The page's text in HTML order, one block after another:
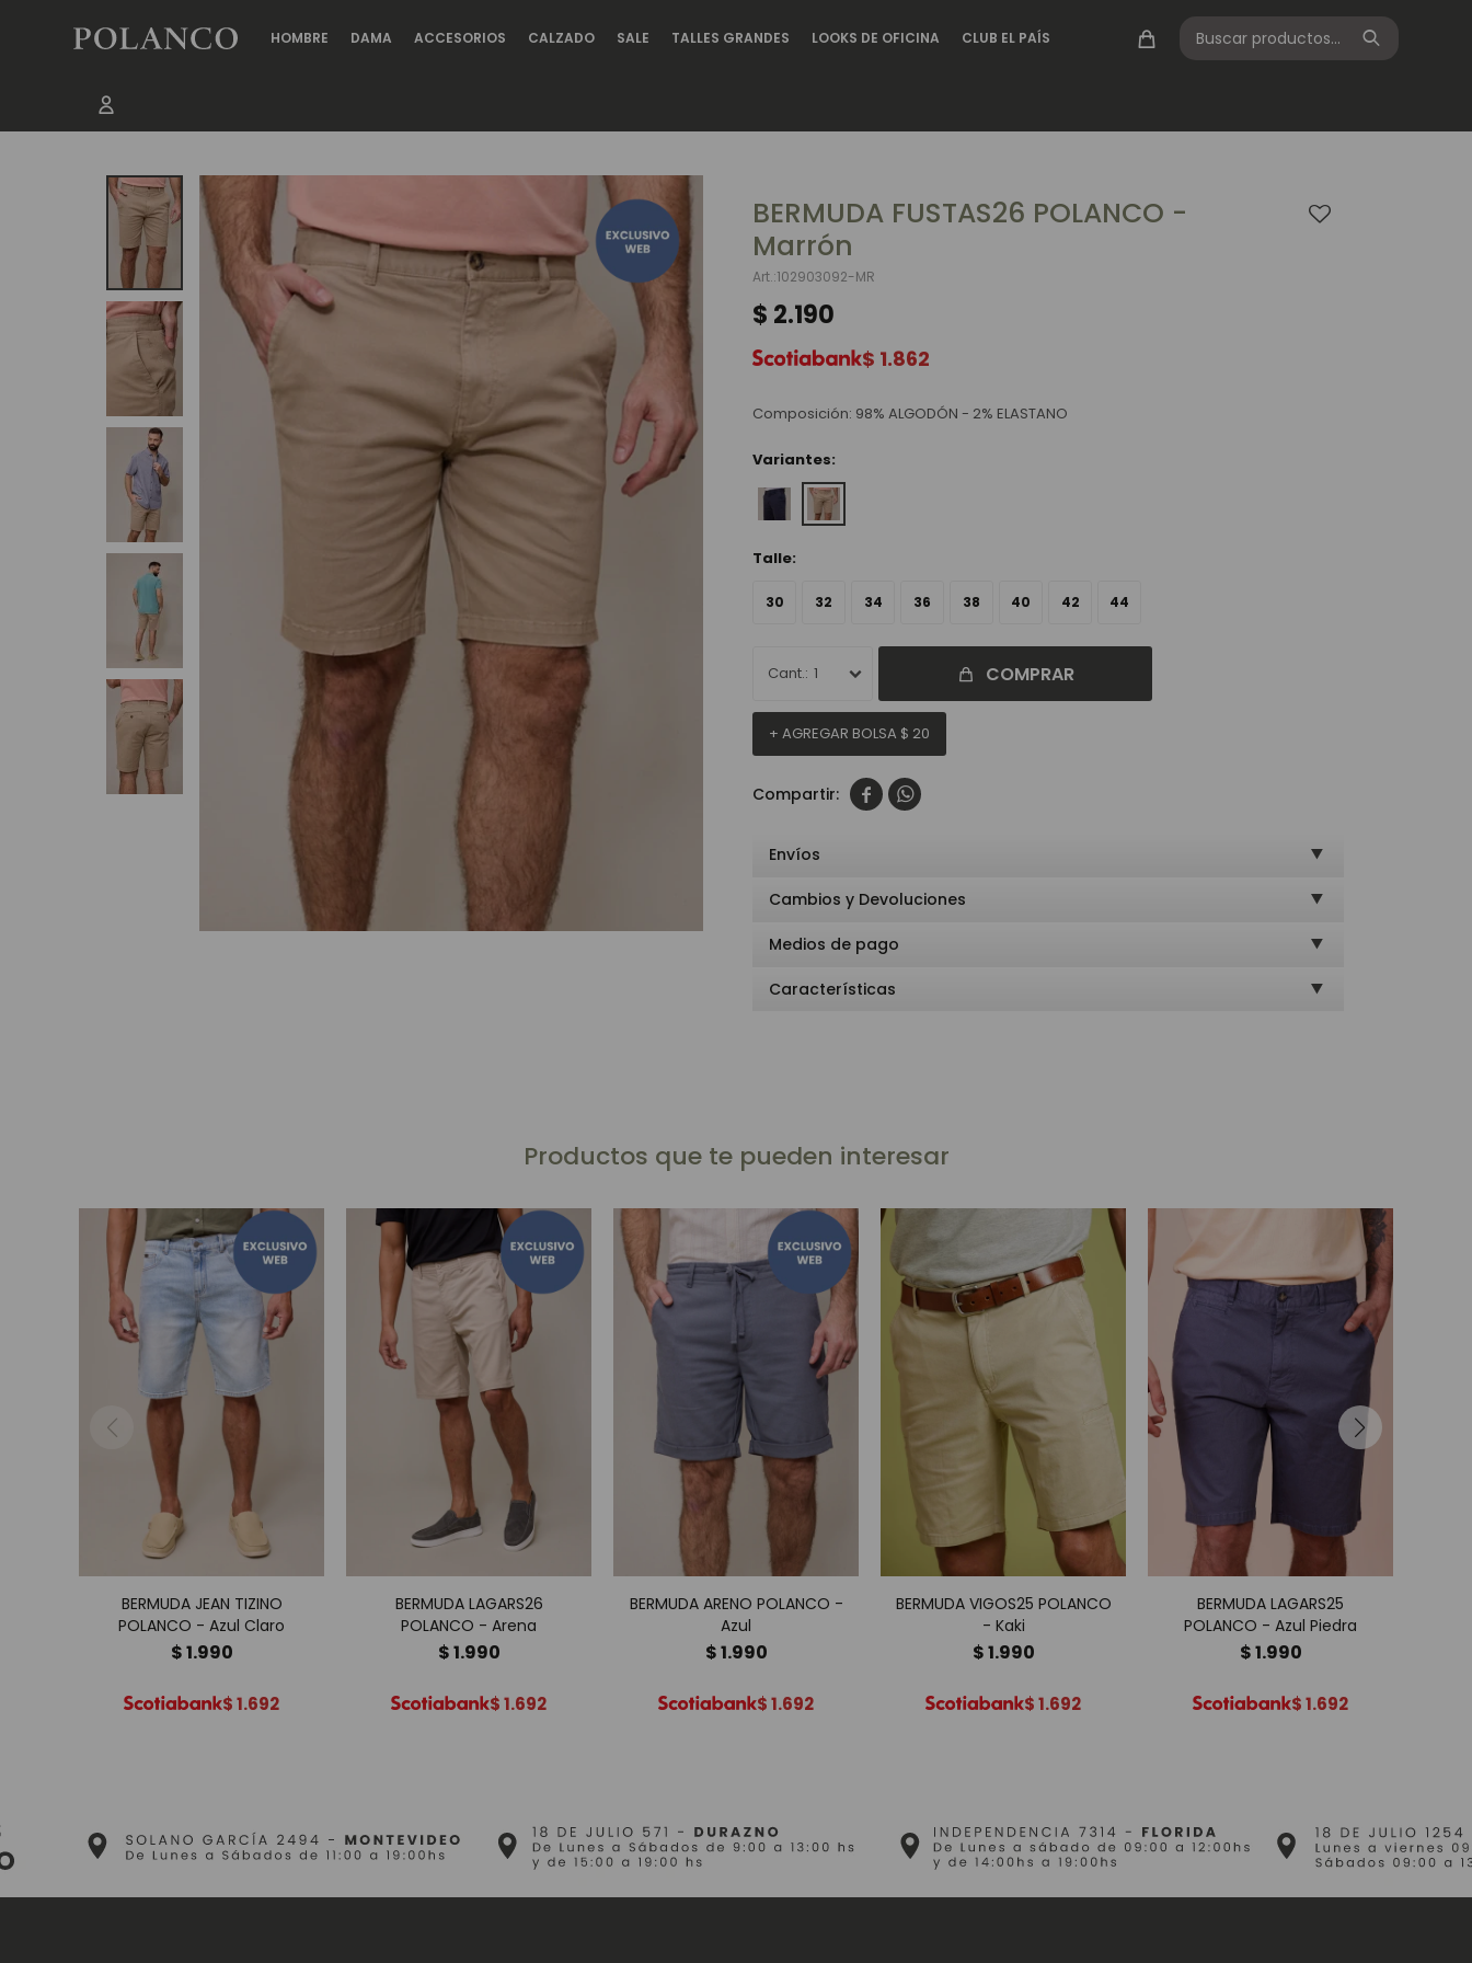
HOMBRE DAMA ACCESORIOS CALZADO SALE TALLES GRANDES LOOKS DE OFICINA CLUB EL PAÍS
BERMUDA FUSTAS26 POLANCO -
Marrón
102903092-MR
$ 2.190
$ 1.862
Composición: 98% ALGODÓN - 2% ELASTANO
Variantes:
Talle:
30 32 34 36 38 40 42 44
1 COMPRAR
+ AGREGAR BOLSA $ 20
 
Envíos
Cambios y Devoluciones
Medios de pago
Características
Productos que te pueden interesar
BERMUDA JEAN TIZINO
POLANCO - Azul Claro
$1.990
$1.692
BERMUDA LAGARS26
POLANCO - Arena
$1.990
$1.692
BERMUDA ARENO POLANCO -
Azul
$1.990
$1.692
BERMUDA VIGOS25 POLANCO
- Kaki
$1.990
$1.692
BERMUDA LAGARS25
POLANCO - Azul Piedra
$1.990
$1.692